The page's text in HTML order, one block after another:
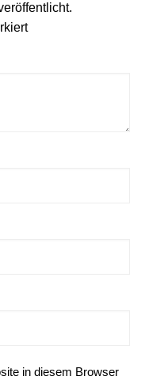
in diesem Browser